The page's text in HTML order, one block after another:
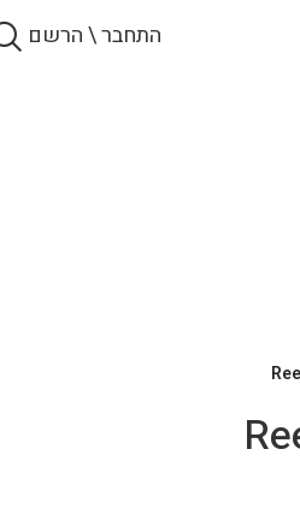
התחבר \ הרשם